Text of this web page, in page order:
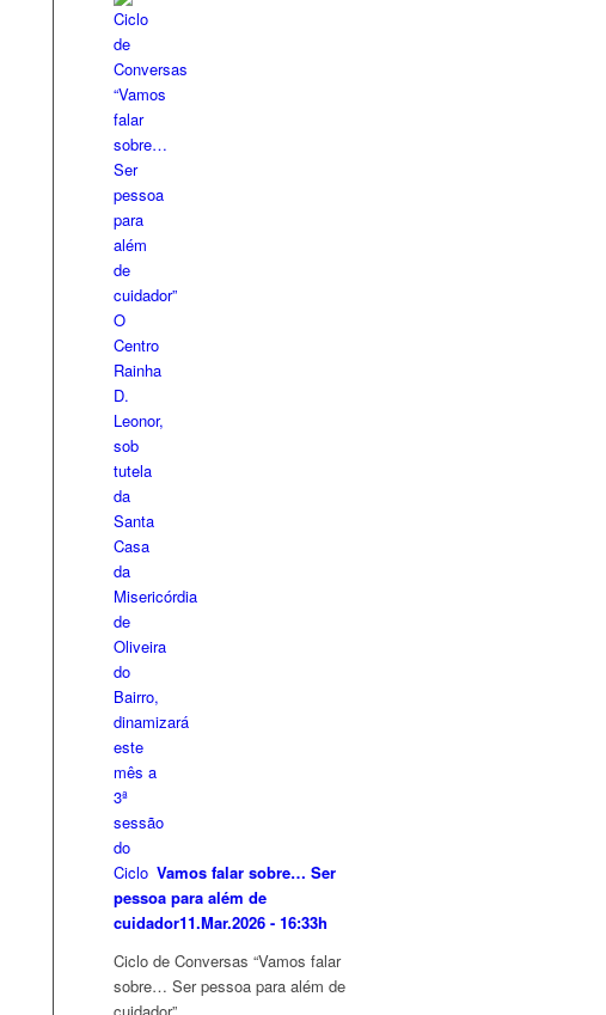
Vamos falar sobre… Ser
pessoa para além de
cuidador11.Mar.2026 - 16:33h
Ciclo de Conversas “Vamos falar
sobre… Ser pessoa para além de